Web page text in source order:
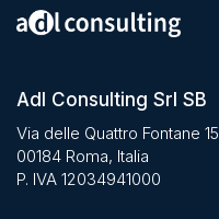
Adl Consulting Srl SB
Via delle Quattro Fontane 15
00184 Roma, Italia
P. IVA 12034941000